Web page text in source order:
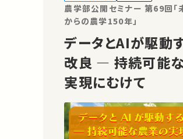
農学部公開セミナー 第69回「
からの農学150年」
データとAIが駆動
改良 ― 持続可能
実現にむけて